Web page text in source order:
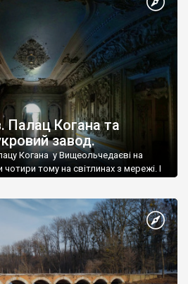
Палац Когана та
завод.
Когана у Вищеольчедаєві на
чотири тому на світлинах з мережі. І